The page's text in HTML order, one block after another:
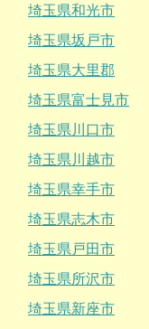
埼玉県和光市
埼玉県坂戸市
埼玉県大里郡
埼玉県富士見市
埼玉県川口市
埼玉県川越市
埼玉県幸手市
埼玉県志木市
埼玉県戸田市
埼玉県所沢市
埼玉県新座市